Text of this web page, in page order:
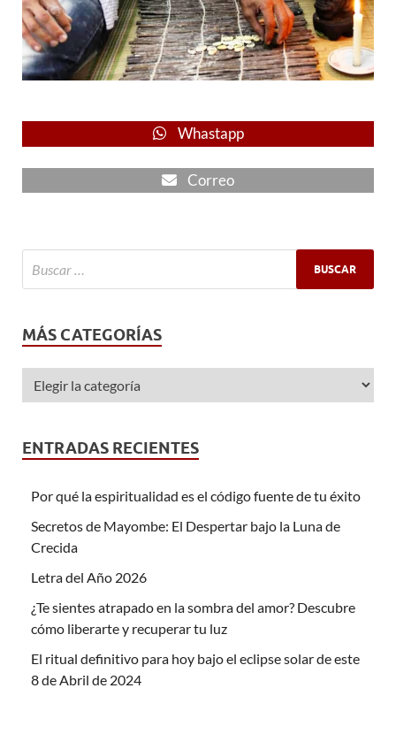
Whastapp
Correo
MÁS CATEGORÍAS
ENTRADAS RECIENTES
Por qué la espiritualidad es el código fuente de tu éxito
Secretos de Mayombe: El Despertar bajo la Luna de
Crecida
Letra del Año 2026
¿Te sientes atrapado en la sombra del amor? Descubre
cómo liberarte y recuperar tu luz
El ritual definitivo para hoy bajo el eclipse solar de este
8 de Abril de 2024